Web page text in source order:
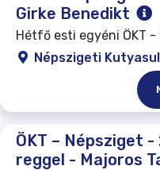
Girke Benedikt
Hétfő esti egyéni ÖKT -
Népszigeti
ÖKT – Népsziget -
reggel - Majoros